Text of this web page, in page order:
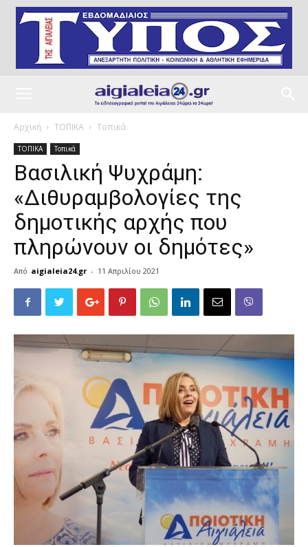
Αρχική ΤΟΠΙΚΑ Τοπικά
ΤΟΠΙΚΑ Τοπικά
Βασιλική Ψυχράμη:
«Διθυραμβολογίες της
δημοτικής αρχής που
πληρώνουν οι δημότες»
Από aigialeia24.gr - 11 Απριλίου 2021